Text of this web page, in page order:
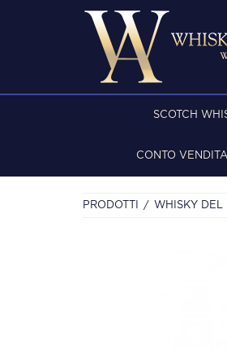
SCOTCH
CONTO
PRODOTTI WHISKY DEL